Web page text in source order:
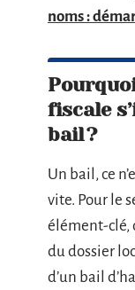
noms :
fiscale
bail ?
Un bail, ce
vite. Pour le
élément-clé,
du dossier
d’un bail